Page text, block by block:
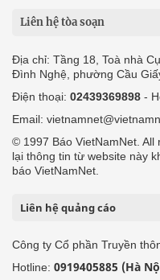
Liên hệ tòa soạn
Địa chỉ: Tầng 18, Toà nhà
Đình Nghệ, phường Cầu
Điện thoại: 02439369898 -
Email:
© 1997 Báo VietNamNet.
lại thông tin từ website này
báo VietNamNet.
Liên hệ quảng cáo
Công ty Cổ phần Truyền
Hotline: 0919405885 (Hà